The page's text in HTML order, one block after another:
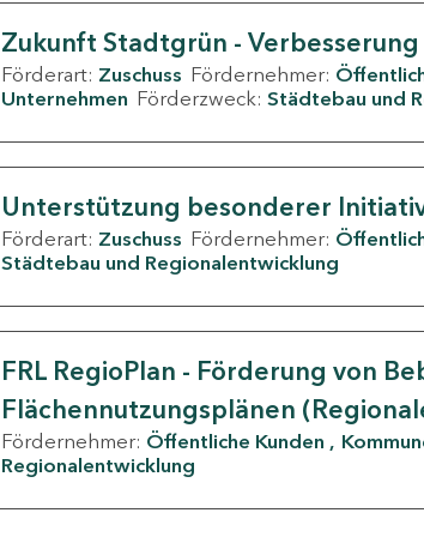
Zukunft Stadtgrün -
Förderart: Zuschuss Fördernehmer:
Unternehmen Förderzweck: Städtebau und
Unterstützung besonderer
Förderart: Zuschuss Fördernehmer:
Städtebau und Regionalentwicklung
FRL RegioPlan - Förderung von
Flächennutzungsplänen
Fördernehmer: Öffentliche Kunden
Regionalentwicklung